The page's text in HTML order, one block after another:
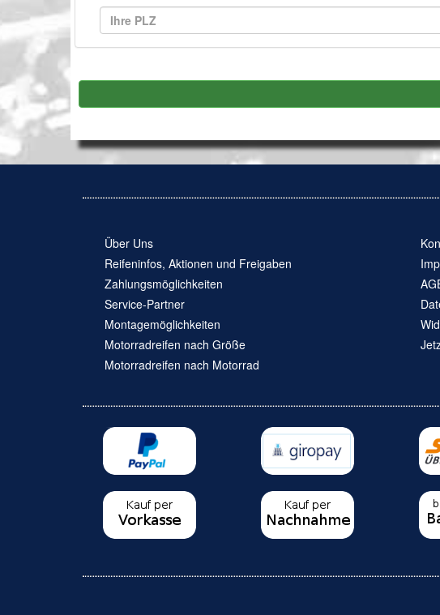
Über Uns
Reifeninfos, Aktionen und Freigaben
Zahlungsmöglichkeiten
Service-Partner
Montagemöglichkeiten
Motorradreifen nach Größe
Motorradreifen nach Motorrad